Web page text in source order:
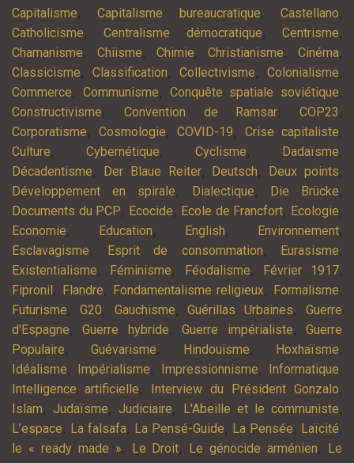
Capitalisme,Capitalisme bureaucratique,Castellano,
Catholicisme,Centralisme démocratique,Centrisme,
Chamanisme, Chiisme, Chimie,Christianisme, Cinéma,
Classicisme, Classification, Collectivisme, Colonialisme,
Commerce, Communisme, Conquête spatiale soviétique,
Constructivisme, Convention de Ramsar, COP23 ,
Corporatisme, Cosmologie, COVID-19, Crise capitaliste,
Culture, Cybernétique, Cyclisme, Dadaïsme,
Décadentisme, Der Blaue Reiter, Deutsch, Deux points,
Développement en spirale, Dialectique, Die Brücke,
Documents du PCP, Ecocide, Ecole de Francfort, Ecologie,
Economie, Education, English, Environnement,
Esclavagisme, Esprit de consommation, Eurasisme,
Existentialisme, Féminisme, Féodalisme, Février 1917,
Fipronil , Flandre, Fondamentalisme religieux, Formalisme,
Futurisme, G20, Gauchisme,Guérillas Urbaines,Guerre
d'Espagne,Guerre hybride,Guerre impérialiste,Guerre
Populaire,Guévarisme, Hindouisme, Hoxhaïsme,
Idéalisme, Impérialisme, Impressionnisme, Informatique,
Intelligence artificielle, Interview du Président Gonzalo,
Islam, Judaïsme, Judiciaire, L'Abeille et le communiste,
L’espace, La falsafa, La Pensé-Guide, La Pensée, Laïcité,
le « ready made », Le Droit, Le génocide arménien,
Le